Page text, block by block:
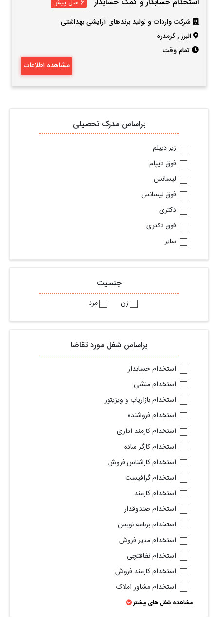
براساس مدرک تحصیلی
زیر دیپلم
فوق دیپلم
لیسانس
فوق لیسانس
دکتری
فوق دکتری
سایر
جنسیت
زن مرد
براساس شغل مورد تقاضا
استخدام حسابدار
استخدام منشی
استخدام بازاریاب و ویزیتور
استخدام فروشنده
استخدام کارمند اداری
استخدام کارگر ساده
استخدام کارشناس فروش
استخدام گرافیست
استخدام کارمند
استخدام صندوقدار
استخدام برنامه نویس
استخدام مدیر فروش
استخدام نظافتچی
استخدام کارمند فروش
استخدام مشاور املاک
مشاهده شغل های بیشتر
استخدام حسابدار و کمک حسابدار 6 سال پیش
شرکت واردات و تولید برندهای آرایشی بهداشتی
البرز,گرمدره
تمام وقت
مشاهده اطلاعات